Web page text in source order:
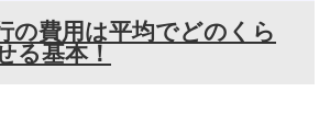
の費用は平均でどのくら
る基本！